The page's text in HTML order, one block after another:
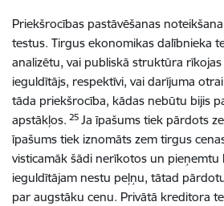
Priekšrocības pastāvēšanas
testus. Tirgus ekonomikas dalībnieka
analizētu, vai publiskā struktūra
ieguldītājs, respektīvi, vai darījuma
tāda priekšrocība, kādas nebūtu bijis
apstākļos. 25 Ja īpašums tiek pārdots
īpašums tiek iznomāts zem tirgus
visticamāk šādi nerīkotos un pieņemtu
ieguldītājam nestu peļņu, tātad
par augstāku cenu. Privātā kreditora